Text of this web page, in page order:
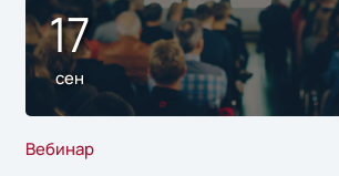
17
сен
Вебинар